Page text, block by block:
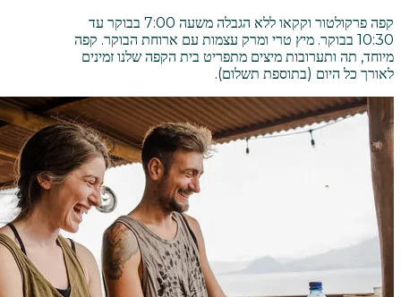
קפה פרקולטור וקקאו ללא הגבלה משעה 7:00 בבוקר עד
10:30 בבוקר. מיץ טרי ומרק עצמות עם ארוחת הבוקר. קפה
מיוחד, תה ותערובות מיצים מתפריט בית הקפה שלנו זמינים
לאורך כל היום (בתוספת תשלום).